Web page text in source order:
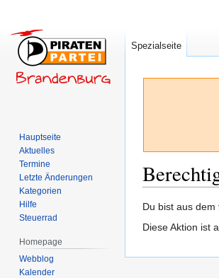
Zur
Navigation
Zur
Suche
Du bist aus
Diese Aktion ist
Spezialseite
Hauptseite
Aktuelles
Termine
Letzte Änderungen
Kategorien
Hilfe
Steuerrad
Homepage
Webblog
Kalender